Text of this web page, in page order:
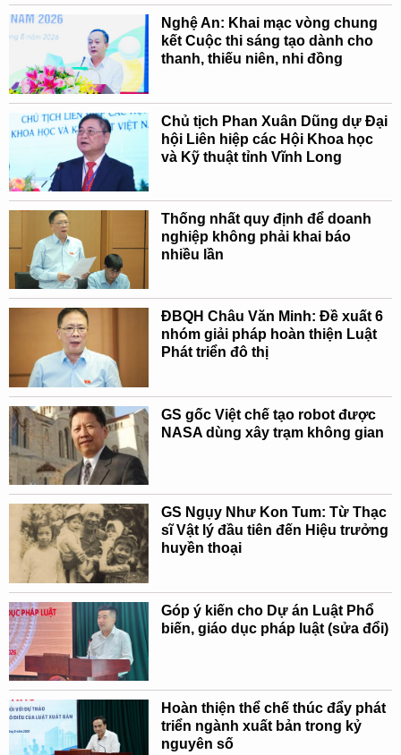
Nghệ An: Khai mạc vòng chung
kết Cuộc thi sáng tạo dành cho
thanh, thiếu niên, nhi đồng
Chủ tịch Phan Xuân Dũng dự Đại
hội Liên hiệp các Hội Khoa học
và Kỹ thuật tỉnh Vĩnh Long
Thống nhất quy định để doanh
nghiệp không phải khai báo
nhiều lần
ĐBQH Châu Văn Minh: Đề xuất 6
nhóm giải pháp hoàn thiện Luật
Phát triển đô thị
GS gốc Việt chế tạo robot được
NASA dùng xây trạm không gian
GS Ngụy Như Kon Tum: Từ Thạc
sĩ Vật lý đầu tiên đến Hiệu trưởng
huyền thoại
Góp ý kiến cho Dự án Luật Phổ
biến, giáo dục pháp luật (sửa đổi)
Hoàn thiện thể chế thúc đẩy phát
triển ngành xuất bản trong kỷ
nguyên số